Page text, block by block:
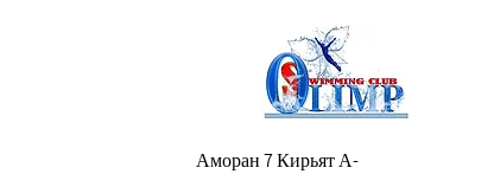
Аморан 7 Кирьят А-